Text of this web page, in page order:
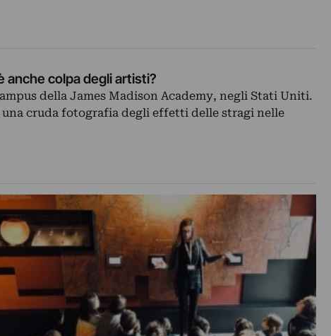
anche colpa degli artisti?
della James Madison Academy, negli Stati Uniti.
cruda fotografia degli effetti delle stragi nelle